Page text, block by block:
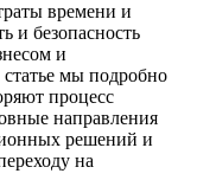
времени и
и безопасность
и
мы подробно
процесс
направления
решений и
на